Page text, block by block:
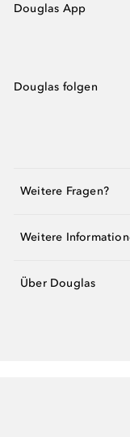
Douglas App
Douglas folgen
Weitere Fragen?
Weitere
Über Douglas